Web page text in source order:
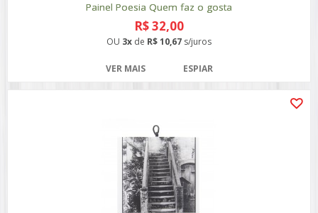
Painel Poesia Quem faz o gosta
R$ 32,00
OU 3x de R$ 10,67 s/juros
VER MAIS ESPIAR